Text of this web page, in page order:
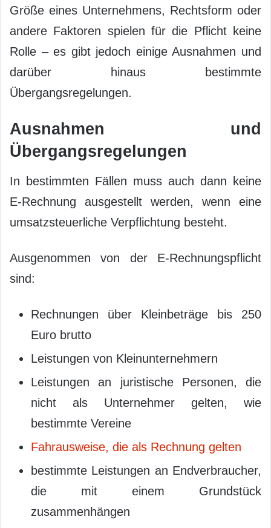
Größe eines Unternehmens, Rechtsform oder
andere Faktoren spielen für die Pflicht keine
Rolle – es gibt jedoch einige Ausnahmen und
darüber hinaus bestimmte
Übergangsregelungen.
Ausnahmen und
Übergangsregelungen
In bestimmten Fällen muss auch dann keine
E-Rechnung ausgestellt werden, wenn eine
umsatzsteuerliche Verpflichtung besteht.
Ausgenommen von der E-Rechnungspflicht
sind:
Rechnungen über Kleinbeträge bis 250
Euro brutto
Leistungen von Kleinunternehmern
Leistungen an juristische Personen, die
nicht als Unternehmer gelten, wie
bestimmte Vereine
Fahrausweise, die als Rechnung gelten
bestimmte Leistungen an Endverbraucher,
die mit einem Grundstück
zusammenhängen